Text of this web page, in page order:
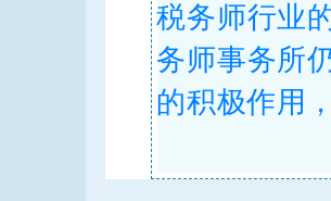
税务师行业
务师事务所
的积极作用